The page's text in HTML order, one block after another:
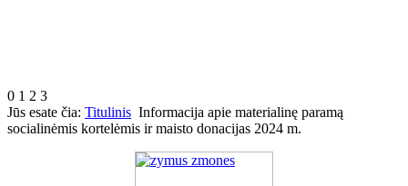
0 1 2 3
Jūs esate čia: Titulinis Informacija apie materialinę paramą
socialinėmis kortelėmis ir maisto donacijas 2024 m.